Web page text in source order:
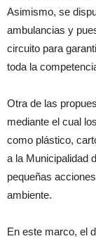
Asimismo, se
ambulancias y
circuito para
toda la
Otra de las
mediante el cual
como plástico,
a la Municipalidad
pequeñas
ambiente.
En este marco, el